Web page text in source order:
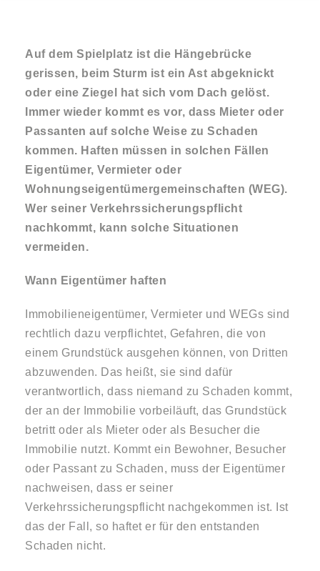
Auf dem Spielplatz ist die Hängebrücke
gerissen, beim Sturm ist ein Ast abgeknickt
oder eine Ziegel hat sich vom Dach gelöst.
Immer wieder kommt es vor, dass Mieter oder
Passanten auf solche Weise zu Schaden
kommen. Haften müssen in solchen Fällen
Eigentümer, Vermieter oder
Wohnungseigentümergemeinschaften (WEG).
Wer seiner Verkehrssicherungspflicht
nachkommt, kann solche Situationen
vermeiden.
Wann Eigentümer haften
Immobilieneigentümer, Vermieter und WEGs sind
rechtlich dazu verpflichtet, Gefahren, die von
einem Grundstück ausgehen können, von Dritten
abzuwenden. Das heißt, sie sind dafür
verantwortlich, dass niemand zu Schaden kommt,
der an der Immobilie vorbeiläuft, das Grundstück
betritt oder als Mieter oder als Besucher die
Immobilie nutzt. Kommt ein Bewohner, Besucher
oder Passant zu Schaden, muss der Eigentümer
nachweisen, dass er seiner
Verkehrssicherungspflicht nachgekommen ist. Ist
das der Fall, so haftet er für den entstanden
Schaden nicht.